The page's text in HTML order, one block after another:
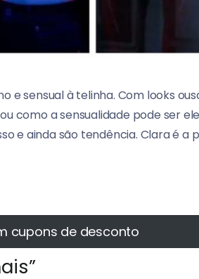
e sensual à telinha. Com looks
como a sensualidade pode ser
e ainda são tendência. Clara é a
cupons de desconto